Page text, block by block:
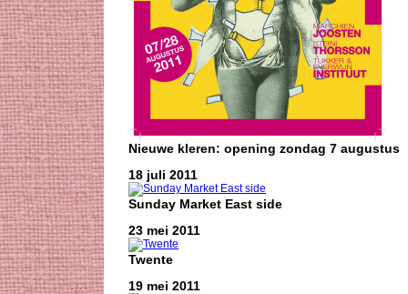
Nieuwe kleren: opening zondag 7 augustus
18 juli 2011
Sunday Market East side
23 mei 2011
Twente
19 mei 2011